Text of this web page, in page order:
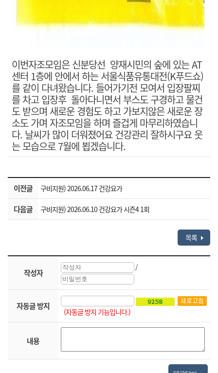
이번자조모임은 신분당선 양재시민의 숲에 있는 AT
센터 1층에 안에서 하는 서울식품유통대전(K푸드쇼)
를 같이 다녀왔습니다. 들어가기전 모여서 입장팔찌
를 차고 입장후 돌아다니면서 부스도 구경하고 물건
도 받으며 새로운 경험도 하고 가보지않은 새로운 장
소도 가며 자조모임을 하며 즐겁게 마무리하였습니
다. 날씨가 많이 더워졌어요 건강관리 잘하시구요 웃
는 모습으로 7월에 뵙겠습니다.
이전글 구비지원) 2026.06.17 건강요가
다음글 구비지원) 2026.06.10 건강요가 시즌4 1회
목록
작성자
/
자동글 방지
(자동글 방지 기능입니다.)
내용